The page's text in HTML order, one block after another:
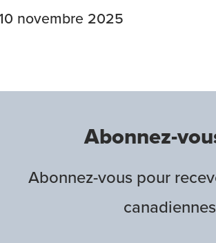
novembre 2025
Abonnez-
Abonnez-vous pour